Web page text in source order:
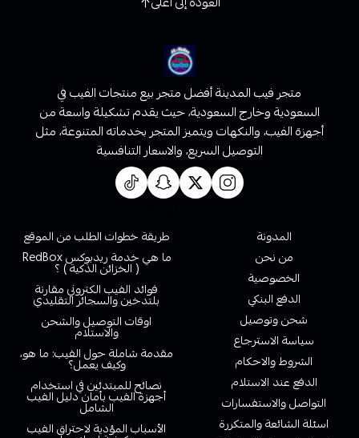
متجر فيب المدينة أفضل متجر بيع منتجات الفيب في
السعودية وخارج السعودية، حيث يقدم تشكيلة واسعة من
أجهزة الفيب، والنكهات ويتميز المتجر بخدماته المتنوعة، مثل
التوصيل السريع، والاسعار التنافسية
المدونة
من نحن
الخصوصية
الدفع البنكي
شحن وتوصيل
سياسة الاسترجاع
الشروط والاحكام
الدفع عند الاستلام
التواصل والاستفسارات
اسئلة الشائعة والمتكررة
طريقة خطوات الطلب من الموقع
ما هي خدمة ريدبوكس RedBox
( الخزائن الذكية ) ؟
فوائد الفيب الكتروني مقارنة
بلتدخين والسجائر التقليدي
اوقات التوصيل والشحن
والاستلام
مقدمة شاملة حول الفيب: ما هو،
وكيف يعمل؟
نصائح للمبتدئين في استخدام
أجهزة الفيب بأمان دليل الفيب
الشامل
الأسباب المؤدية لاحتراق الفيب